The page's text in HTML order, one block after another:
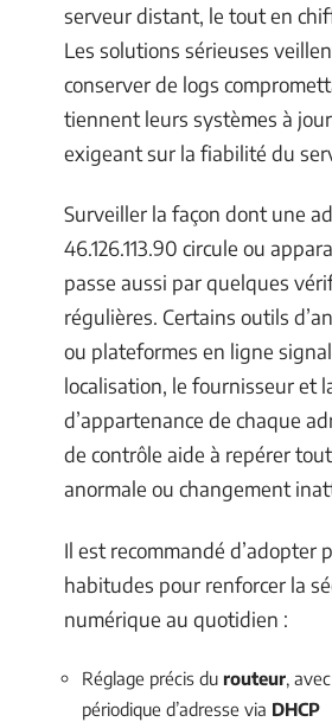
serveur distant, le tout en
Les solutions sérieuses
conserver de logs
tiennent leurs systèmes à
exigeant sur la fiabilité du
Surveiller la façon dont une
46.126.113.90 circule ou
passe aussi par quelques
régulières. Certains outils
ou plateformes en ligne
localisation, le fournisseur et
d’appartenance de chaque
de contrôle aide à repérer
anormale ou changement
Il est recommandé d’adopter
habitudes pour renforcer la
numérique au quotidien :
Réglage précis du routeur,
périodique d’adresse via DHCP